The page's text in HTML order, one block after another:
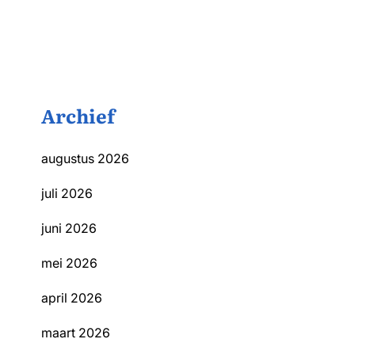
Archief
augustus 2026
juli 2026
juni 2026
mei 2026
april 2026
maart 2026